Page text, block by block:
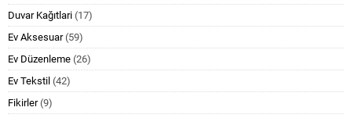
Duvar Kağıtlari (17)
Ev Aksesuar(59)
Ev Düzenleme (26)
Ev Tekstil (42)
Fikirler(9)